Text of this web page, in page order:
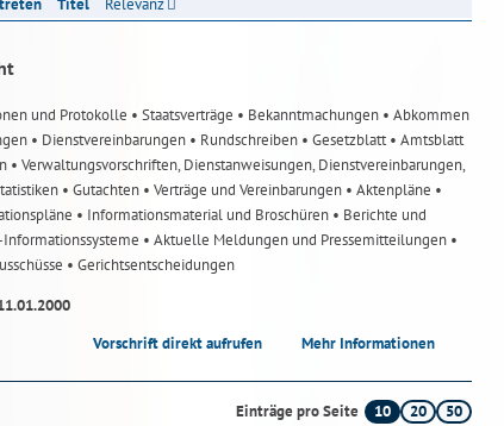
und Protokolle • Staatsverträge • Bekanntmachungen • Abkommen
• Dienstvereinbarungen • Rundschreiben • Gesetzblatt• Amtsblatt
• Verwaltungsvorschriften, Dienstanweisungen, Dienstvereinbarungen,
• Gutachten • Verträge und Vereinbarungen • Aktenpläne •
• Informationsmaterial und Broschüren • Berichte und
Informationssysteme • Aktuelle Meldungen und Pressemitteilungen •
• Gerichtsentscheidungen
Vorschrift direkt aufrufen Mehr Informationen
Einträge pro Seite 10 20 50